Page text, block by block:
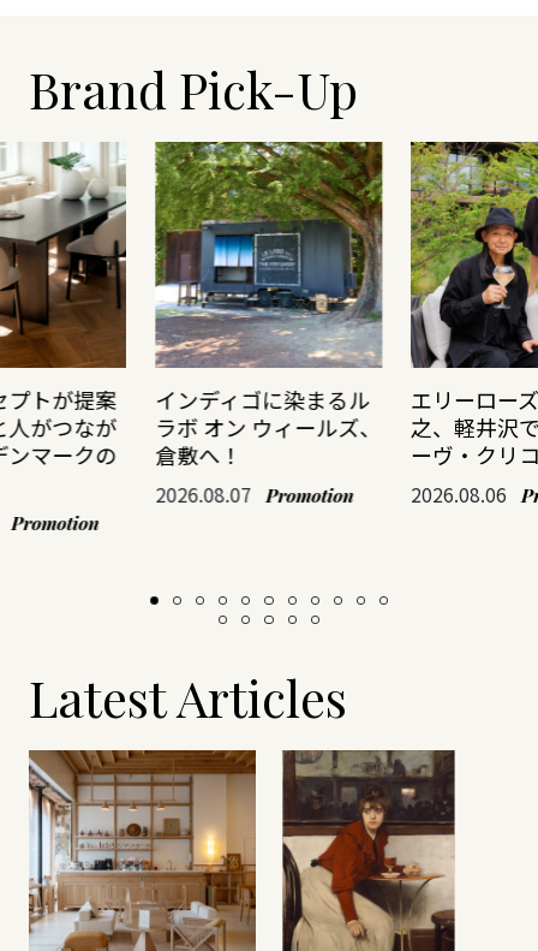
Brand Pick-Up
プトが提案
人がつなが
ンマークの
Promotion
インディゴに染まるル
ラボ オン ウィールズ、
倉敷へ！
2026.08.07 Promotion
エリーロー
之、軽井沢
ーヴ・クリ
2026.08.06
Latest Articles